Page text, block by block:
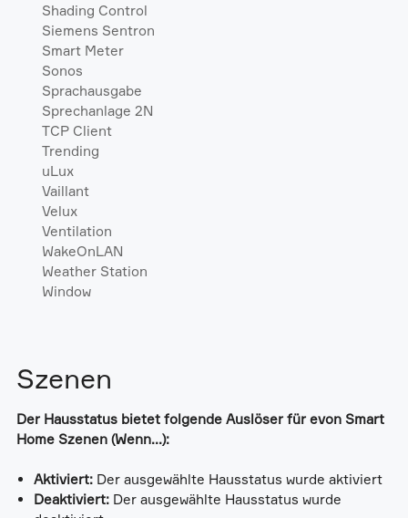
Shading Control
Siemens Sentron
Smart Meter
Sonos
Sprachausgabe
Sprechanlage 2N
TCP Client
Trending
uLux
Vaillant
Velux
Ventilation
WakeOnLAN
Weather Station
Window
Szenen
Der Hausstatus bietet folgende Auslöser für evon Smart
Home Szenen (Wenn...):
Aktiviert: Der ausgewählte Hausstatus wurde aktiviert
Deaktiviert: Der ausgewählte Hausstatus wurde